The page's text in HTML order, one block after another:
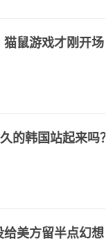
鼠游戏才刚开场
的韩国站起来吗？
美方留半点幻想